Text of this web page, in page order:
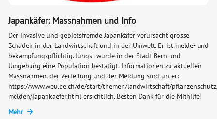
Japankäfer: Massnahmen und Info
Der invasive und gebietsfremde Japankäfer verursacht grosse
Schäden in der Landwirtschaft und in der Umwelt. Er ist melde- und
bekämpfungspflichtig. Jüngst wurde in der Stadt Bern und
Umgebung eine Population bestätigt. Informationen zu aktuellen
Massnahmen, der Verteilung und der Meldung sind unter:
https://www.weu.be.ch/de/start/themen/landwirtschaft/
melden/japankaefer.html ersichtlich. Besten Dank für die Mithilfe!
Mehr